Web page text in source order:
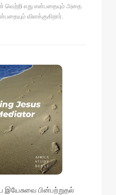
எது என்பதையும் அதை
விளக்குகிறார்.
இயேசுவை பின்பற்றுதல்